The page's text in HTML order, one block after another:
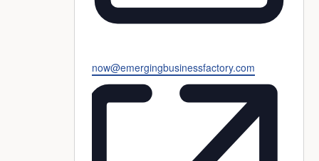
Email
now@emergingbusinessfactory.com